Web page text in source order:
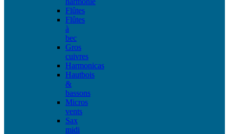
Flûtes
Flûtes
à
bec
Gros
cuivres
Harmonicas
Hautbois
&
bassons
Micros
vents
Sax
midi